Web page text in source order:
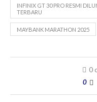
INFINIX GT 30 PRO RESMI
TERBARU
MAYBANK MARATHON 2025
0
0